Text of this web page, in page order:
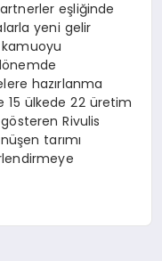
eşliğinde
yeni gelir
kamuoyu
hazırlanma
15 ülkede 22 üretim
Rivulis
tarımı